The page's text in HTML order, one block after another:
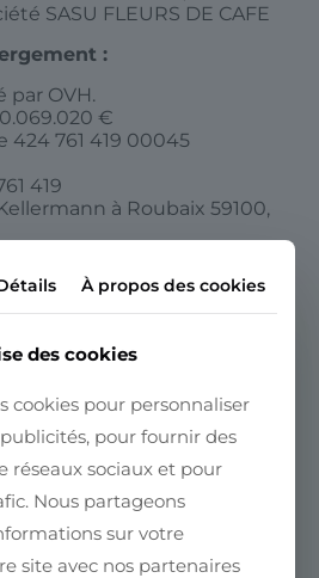
SASU FLEURS DE CAFE
:
par OVH.
€
424 761 419 00045
419
à Roubaix 59100,
nous rapproche
Fleurs
de Café
et offres exclusives
À propos des cookies
des cookies
cookies pour personnaliser
pour fournir des
réseaux sociaux et pour
Nous partageons
sur votre
site avec nos partenaires